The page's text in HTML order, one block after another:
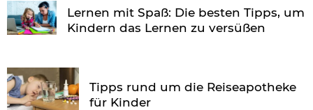
Lernen mit Spaß: Die besten Tipps, um
Kindern das Lernen zu versüßen
Tipps rund um die Reiseapotheke
für Kinder